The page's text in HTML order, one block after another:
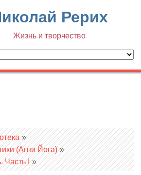
Рерих
Жизнь и творчество
»
(Агни Йога) »
Часть I »